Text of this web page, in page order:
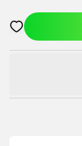
Åbner en Modal